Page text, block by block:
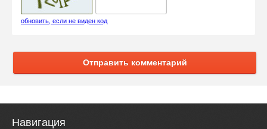
обновить, если не виден код
Отправить комментарий
Навигация